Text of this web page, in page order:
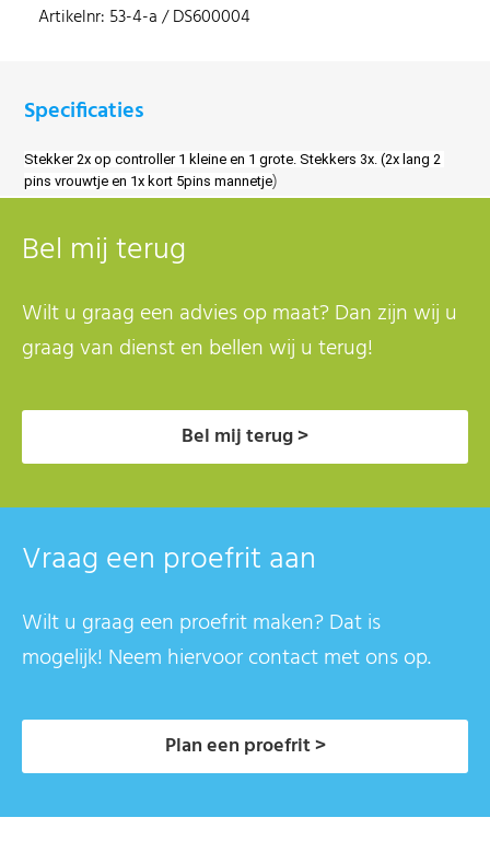
Artikelnr: 53-4-a / DS600004
Specificaties
Stekker 2x op controller 1 kleine en 1 grote. Stekkers 3x. (2x lang 2
pins vrouwtje en 1x kort 5pins mannetje)
Bel mij terug
Wilt u graag een advies op maat? Dan zijn wij u
graag van dienst en bellen wij u terug!
Bel mij terug >
Vraag een proefrit aan
Wilt u graag een proefrit maken? Dat is
mogelijk! Neem hiervoor contact met ons op.
Plan een proefrit >